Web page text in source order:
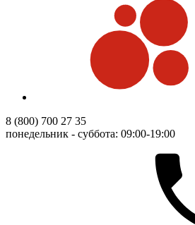
8 (800) 700 27 35
понедельник - суббота: 09:00-19:00